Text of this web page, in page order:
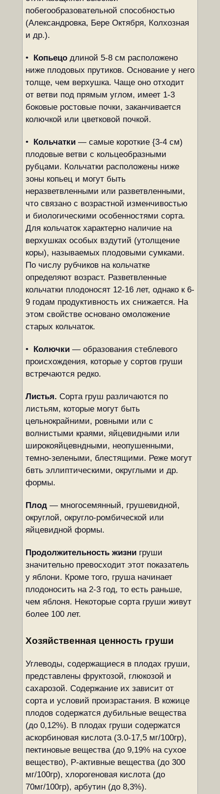
побегообразовательной способностью
(Александровка, Бере Октября, Колхозная
и др.).
• Копьецодлиной 5-8 см расположено
ниже плодовых прутиков. Основание у него
толще, чем верхушка. Чаще оно отходит
от ветви под прямым углом, имеет 1-3
боковые ростовые почки, заканчивается
колючкой или цветковой почкой.
• Кольчатки— самые короткие {3-4 см)
плодовые ветви с кольцеобразными
рубцами. Кольчатки расположены ниже
зоны копьец и могут быть
неразветвленными или разветвленными,
что связано с возрастной изменчивостью
и биологическими особенностями сорта.
Для кольчаток характерно наличие на
верхушках особых вздутий (утолщение
коры), называемых плодовыми сумками.
По числу рубчиков на кольчатке
определяют возраст. Разветвленные
кольчатки плодоносят 12-16 лет, однако к 6-
9 годам продуктивность их снижается. На
этом свойстве основано омоложение
старых кольчаток.
• Колючки— образования стеблевого
происхождения, которые у сортов груши
встречаются редко.
Листья. Сорта груш различаются по
листьям, которые могут быть
цельнокрайними, ровными или с
волнистыми краями, яйцевидными или
широкояйцевндными, неопушенными,
темно-зелеными, блестящими. Реже могут
бвть эллиптическими, округлыми и др.
формы.
Плод— многосемянный, грушевидной,
округлой, округло-ромбической или
яйцевидной формы.
Продолжительность жизнигруши
значительно превосходит этот показатель
у яблони. Кроме того, груша начинает
плодоносить на 2-3 год, то есть раньше,
чем яблоня. Некоторые сорта груши живут
более 100 лет.
Хозяйственная ценность груши
Углеводы, содержащиеся в плодах груши,
представлены фруктозой, глюкозой и
сахарозой. Содержание их зависит от
сорта и условий произрастания. В кожице
плодов содержатся дубильные вещества
(до 0,12%). В плодах груши содержатся
аскорбиновая кислота (3.0-17,5 мг/100гр),
пектиновые вещества (до 9,19% на сухое
вещество), Р-активные вещества (до 300
мг/100гр), хлорогеновая кислота (до
70мг/100гр), арбутин (до 8,3%).